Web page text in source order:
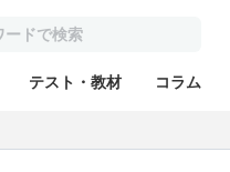
テスト・教材 コラム